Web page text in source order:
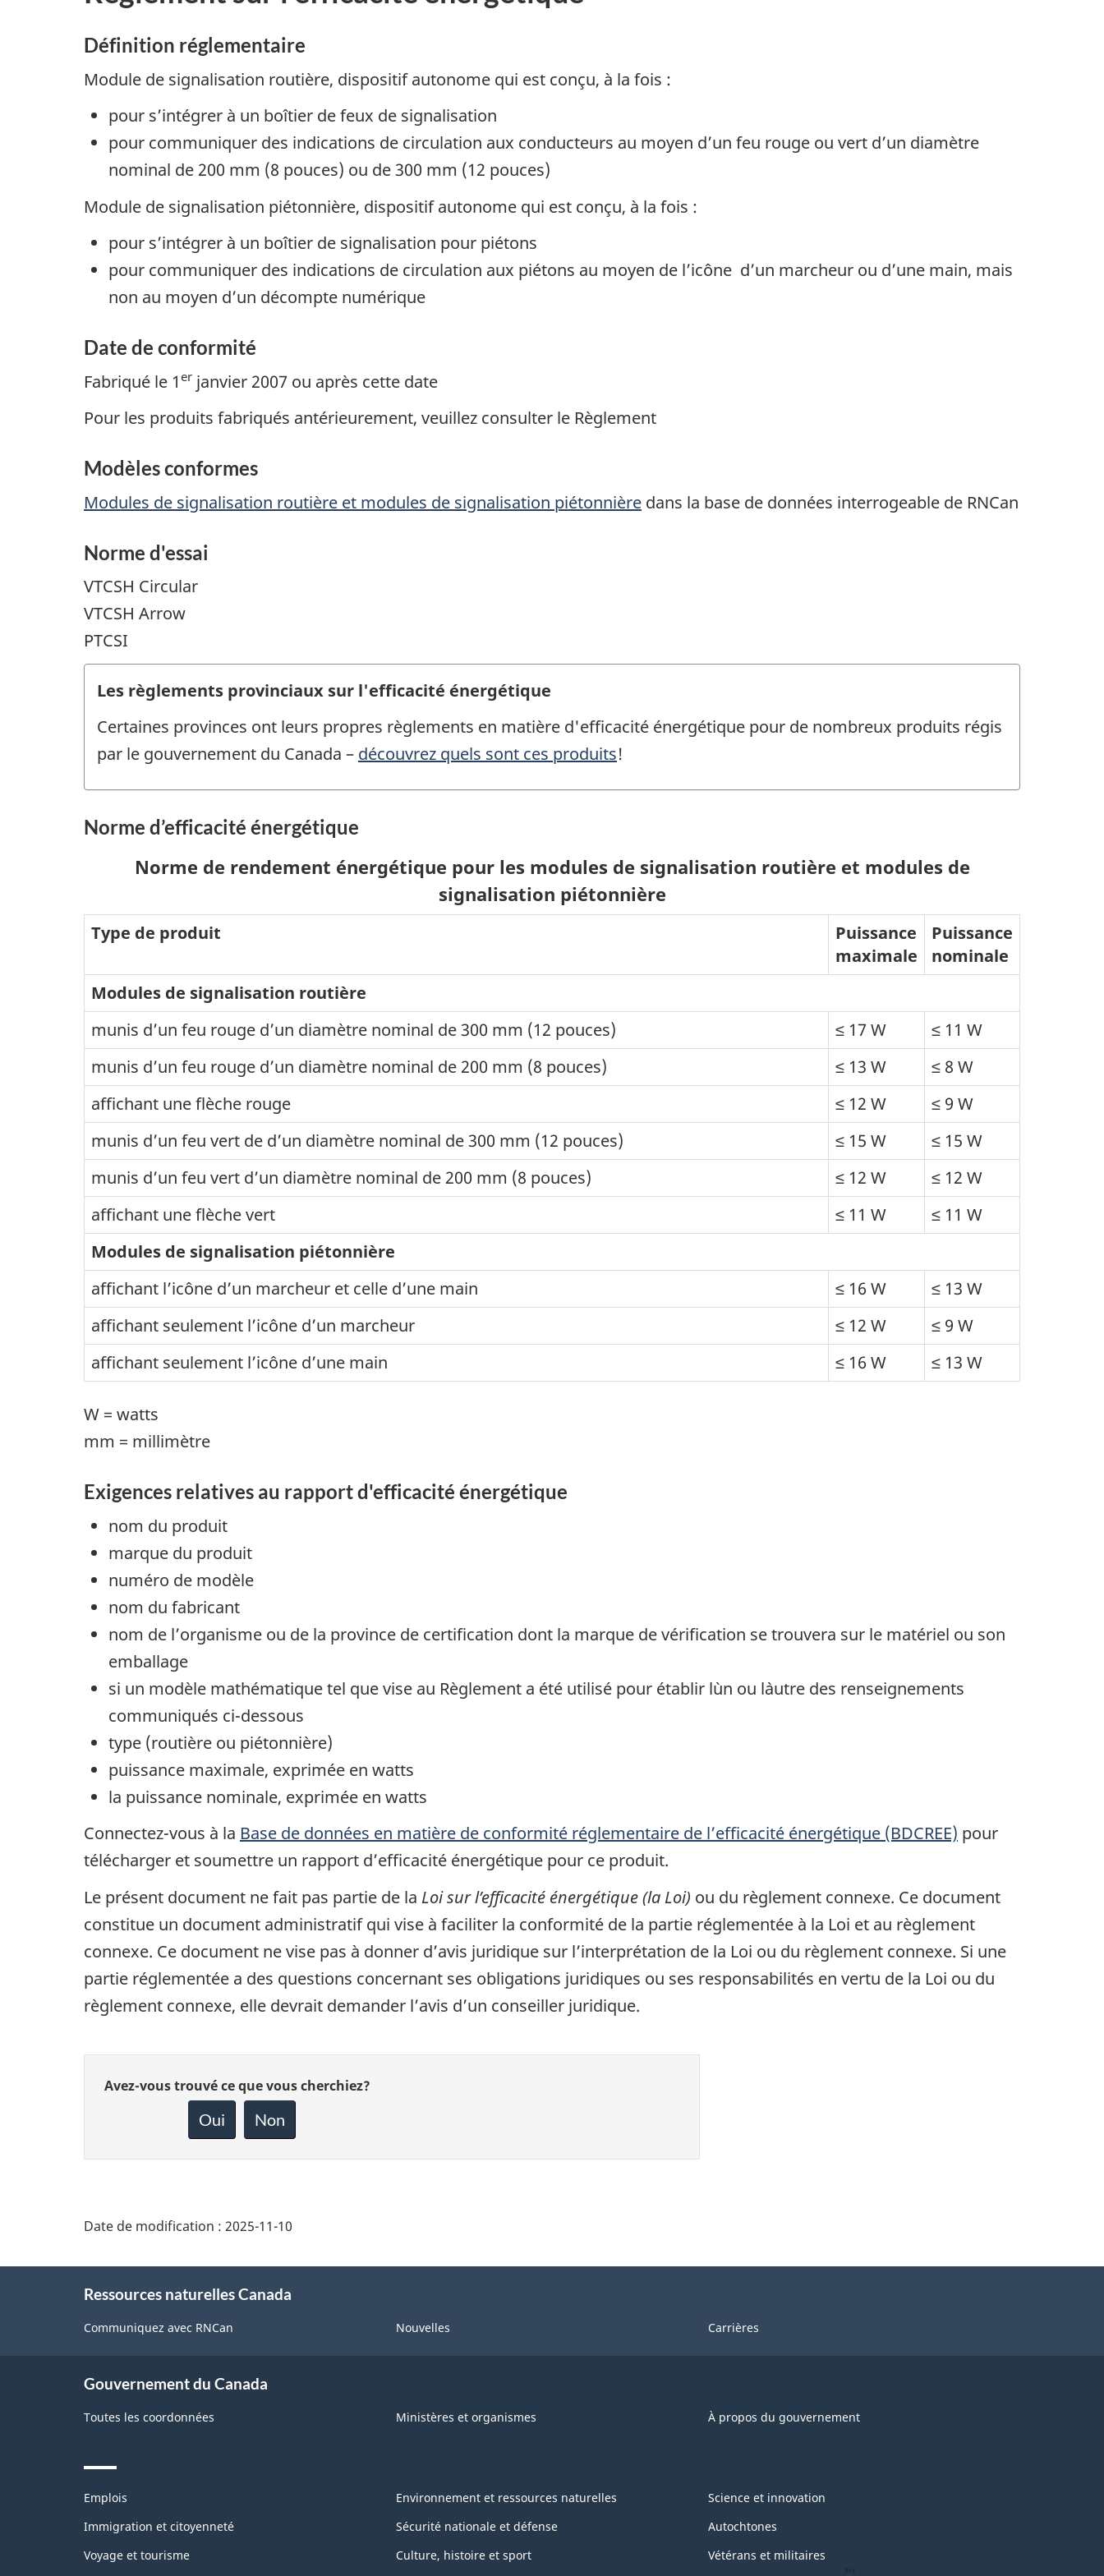
Définition réglementaire
Module de signalisation routière, dispositif autonome qui est conçu, à la fois :
pour s’intégrer à un boîtier de feux de signalisation
pour communiquer des indications de circulation aux conducteurs au moyen d’un feu rouge ou vert d’un diamètre
nominal de 200 mm (8 pouces) ou de 300 mm (12 pouces)
Module de signalisation piétonnière, dispositif autonome qui est conçu, à la fois :
pour s’intégrer à un boîtier de signalisation pour piétons
pour communiquer des indications de circulation aux piétons au moyen de l’icône d’un marcheur ou d’une main, mais
non au moyen d’un décompte numérique
Date de conformité
Fabriqué le 1 er janvier 2007 ou après cette date
Pour les produits fabriqués antérieurement, veuillez consulter le Règlement
Modèles conformes
Modules de signalisation routière et modules de signalisation piétonnière dans la base de données interrogeable de RNCan
Norme d'essai
VTCSH Circular
VTCSH Arrow
PTCSI
Les règlements provinciaux sur l'efficacité énergétique
Certaines provinces ont leurs propres règlements en matière d'efficacité énergétique pour de nombreux produits régis
par le gouvernement du Canada – découvrez quels sont ces produits!
Norme d’efficacité énergétique
Norme de rendement énergétique pour les modules de signalisation routière et modules de
signalisation piétonnière
Type de produit
Puissance
maximale
Puissance
nominale
Modules de signalisation routière
munis d’un feu rouge d’un diamètre nominal de 300 mm (12 pouces)
≤ 17 W
≤ 11 W
munis d’un feu rouge d’un diamètre nominal de 200 mm (8 pouces)
≤ 13 W
≤ 8 W
affichant une flèche rouge
≤ 12 W
≤ 9 W
munis d’un feu vert de d’un diamètre nominal de 300 mm (12 pouces)
≤ 15 W
≤ 15 W
munis d’un feu vert d’un diamètre nominal de 200 mm (8 pouces)
≤ 12 W
≤ 12 W
affichant une flèche vert
≤ 11 W
≤ 11 W
Modules de signalisation piétonnière
affichant l’icône d’un marcheur et celle d’une main
≤ 16 W
≤ 13 W
affichant seulement l’icône d’un marcheur
≤ 12 W
≤ 9 W
affichant seulement l’icône d’une main
≤ 16 W ≤ 13 W
W = watts
mm = millimètre
Exigences relatives au rapport d'efficacité énergétique
nom du produit
marque du produit
numéro de modèle
nom du fabricant
nom de l’organisme ou de la province de certification dont la marque de vérification se trouvera sur le matériel ou son
emballage
si un modèle mathématique tel que vise au Règlement a été utilisé pour établir l`un ou l`autre des renseignements
communiqués ci-dessous
type (routière ou piétonnière)
puissance maximale, exprimée en watts
la puissance nominale, exprimée en watts
Connectez-vous à la Base de données en matière de conformité réglementaire de l’efficacité énergétique (BDCREE) pour
télécharger et soumettre un rapport d’efficacité énergétique pour ce produit.
Le présent document ne fait pas partie de la Loi sur l’efficacité énergétique (la Loi) ou du règlement connexe. Ce document
constitue un document administratif qui vise à faciliter la conformité de la partie réglementée à la Loi et au règlement
connexe. Ce document ne vise pas à donner d’avis juridique sur l’interprétation de la Loi ou du règlement connexe. Si une
partie réglementée a des questions concernant ses obligations juridiques ou ses responsabilités en vertu de la Loi ou du
règlement connexe, elle devrait demander l’avis d’un conseiller juridique.
Donnez
Avez-vous trouvé ce que vous cherchiez?
Oui Non
Date de modification : 2025-11-10
Ressources naturelles Canada
Communiquez avec RNCan Nouvelles Carrières
Gouvernement du Canada
Toutes les coordonnées Ministères et organismes À propos du gouvernement
Themes
topics
Emplois
Immigration et citoyenneté
Voyage et tourisme
Environnement et ressources naturelles
Sécurité nationale et défense
Culture, histoire et sport
Science et innovation
Autochtones
Vétérans et militaires